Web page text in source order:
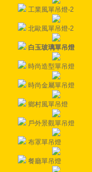
工業風單吊燈-2
北歐風單吊燈-2
白玉玻璃單吊燈
時尚造型單吊燈
時尚金屬單吊燈
鄉村風單吊燈
戶外景觀單吊燈
布罩單吊燈
餐廳單吊燈